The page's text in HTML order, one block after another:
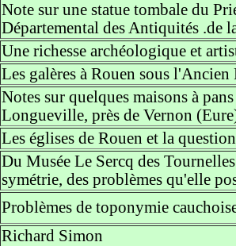
Note sur une statue tombale du
Départemental des Antiquités .de
Une richesse archéologique et
Les galères à Rouen sous l'Ancien
Notes sur quelques maisons à
Longueville, près de Vernon
Les églises de Rouen et la
Du Musée Le Sercq des
symétrie, des problèmes qu'elle
Problèmes de toponymie
Richard Simon